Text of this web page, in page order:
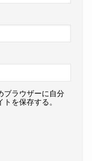
ブラウザーに自分
を保存する。